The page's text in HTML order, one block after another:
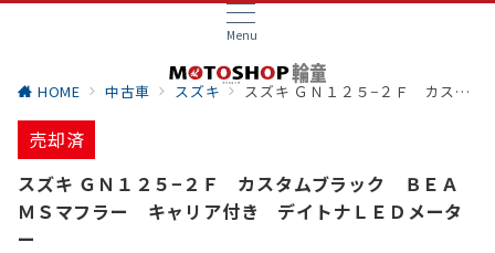
Menu
HOME 中古車 スズキ スズキ ＧＮ１２５−２Ｆ カスタムブラック ＢＥＡＭＳマフラー キャリア付き デイトナＬＥＤメーター
売却済
スズキ ＧＮ１２５−２Ｆ カスタムブラック ＢＥＡ
ＭＳマフラー キャリア付き デイトナＬＥＤメータ
ー